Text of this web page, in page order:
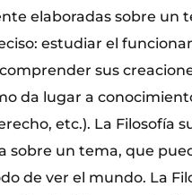
elaboradas sobre un
estudiar el
sus
da lugar a
etc.). La Filosofía
sobre un tema, que
de ver el mundo. La